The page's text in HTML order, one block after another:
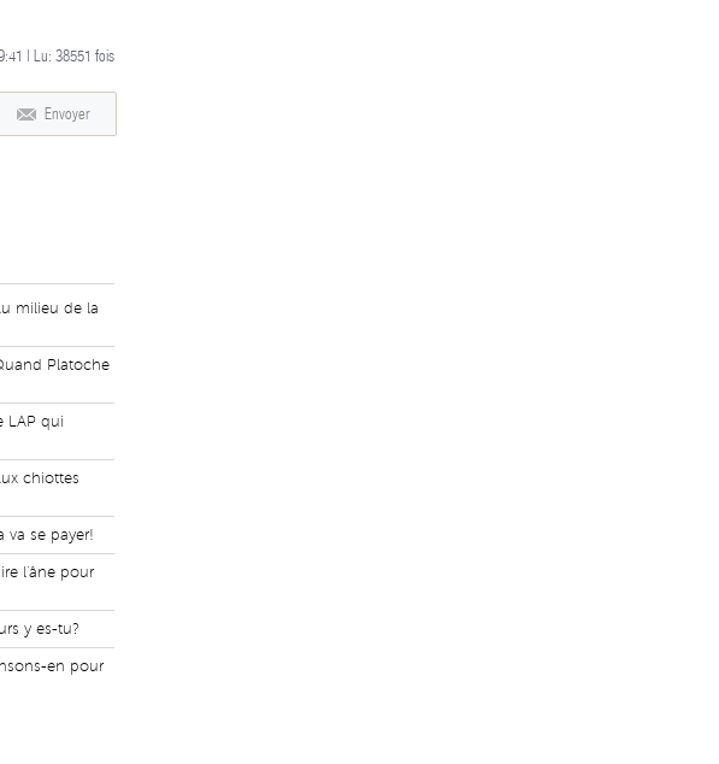
| Lu: 38551 fois
Envoyer
milieu de la
Platoche
LAP qui
chiottes
va se payer!
l'âne pour
y es-tu?
en pour